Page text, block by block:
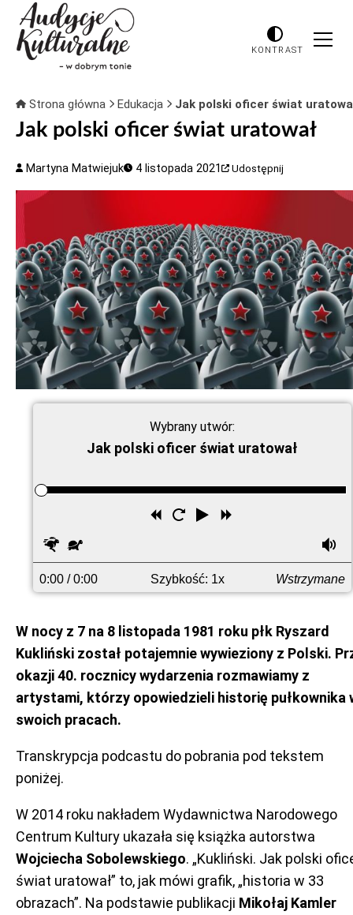
KONTRAST
Strona główna Edukacja Jak polski oficer świat
Jak polski oficer świat uratował
Martyna Matwiejuk 4 listopada 2021 Udostępnij
Wybrany utwór:
Jak polski oficer świat uratował
Odtwórz
Uruchom
Przewiń
przodu
Szybciej
0:00 / 0:00 Szybkość: 1x Wstrzymane
W nocy z 7 na 8 listopada 1981 roku płk Ryszard
Kukliński został potajemnie wywieziony z Polski.
okazji 40. rocznicy wydarzenia rozmawiamy z
artystami, którzy opowiedzieli historię pułkownika
swoich pracach.
Transkrypcja podcastu do pobrania pod tekstem
poniżej.
W 2014 roku nakładem Wydawnictwa Narodowego
Centrum Kultury ukazała się książka autorstwa
Wojciecha Sobolewskiego. „Kukliński. Jak polski
świat uratował” to, jak mówi grafik, „historia w 33
obrazach”. Na podstawie publikacji Mikołaj Kamler